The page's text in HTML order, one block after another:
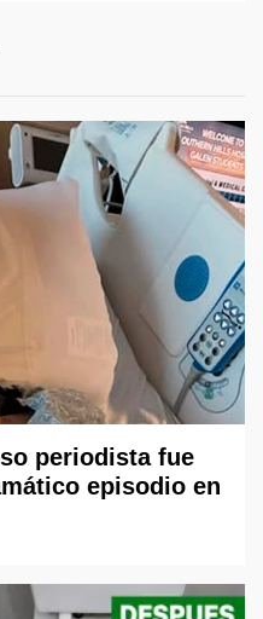
periodista fue
episodio en